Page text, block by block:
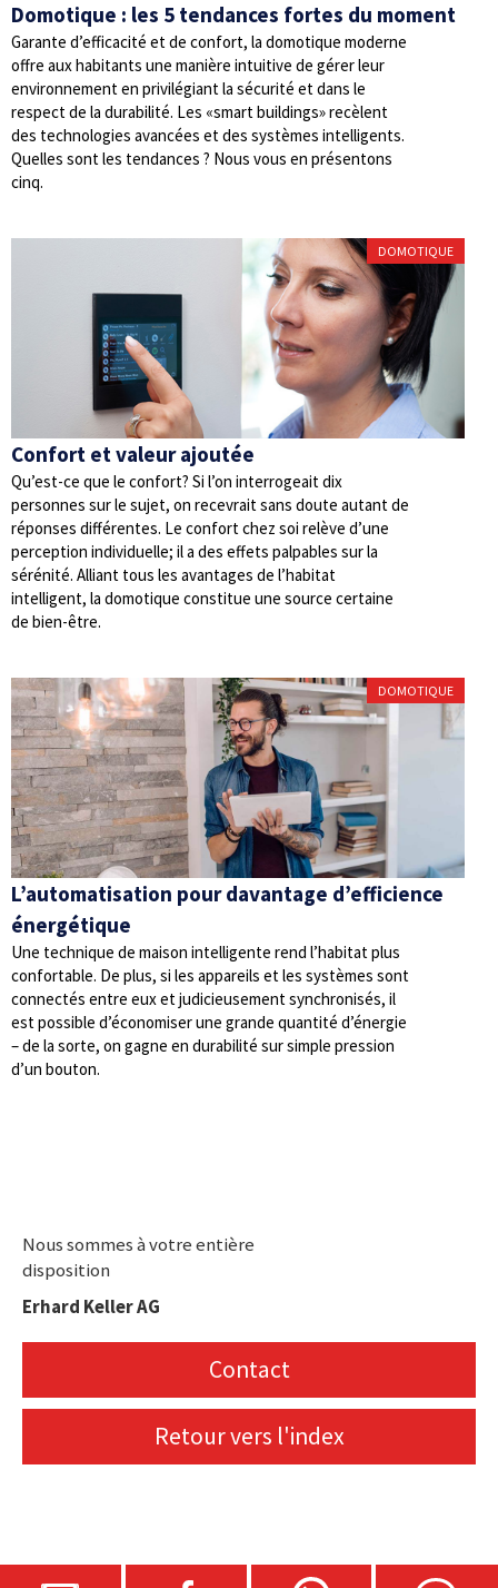
Domotique : les 5 tendances fortes du moment
Garante d’efficacité et de confort, la domotique moderne
offre aux habitants une manière intuitive de gérer leur
environnement en privilégiant la sécurité et dans le
respect de la durabilité. Les «smart buildings» recèlent
des technologies avancées et des systèmes intelligents.
Quelles sont les tendances ? Nous vous en présentons
cinq.
DOMOTIQUE
Confort et valeur ajoutée
Qu’est-ce que le confort? Si l’on interrogeait dix
personnes sur le sujet, on recevrait sans doute autant de
réponses différentes. Le confort chez soi relève d’une
perception individuelle; il a des effets palpables sur la
sérénité. Alliant tous les avantages de l’habitat
intelligent, la domotique constitue une source certaine
de bien-être.
DOMOTIQUE
L’automatisation pour davantage d’efficience
énergétique
Une technique de maison intelligente rend l’habitat plus
confortable. De plus, si les appareils et les systèmes sont
connectés entre eux et judicieusement synchronisés, il
est possible d’économiser une grande quantité d’énergie
– de la sorte, on gagne en durabilité sur simple pression
d’un bouton.
Nous sommes à votre entière
disposition
Erhard Keller AG
Contact
Retour vers l'index